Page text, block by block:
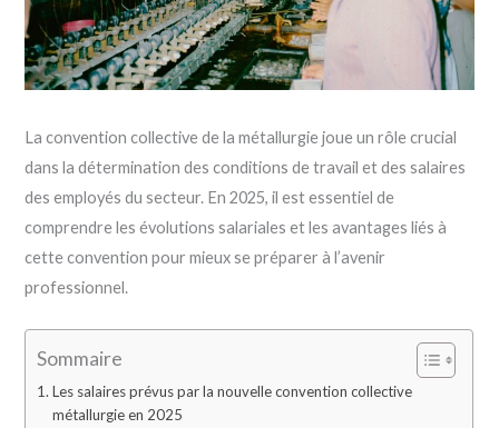
La convention collective de la métallurgie joue un rôle crucial
dans la détermination des conditions de travail et des salaires
des employés du secteur. En 2025, il est essentiel de
comprendre les évolutions salariales et les avantages liés à
cette convention pour mieux se préparer à l’avenir
professionnel.
Sommaire
Les salaires prévus par la nouvelle convention collective
métallurgie en 2025